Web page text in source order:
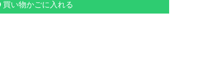
買い物かごに入れる